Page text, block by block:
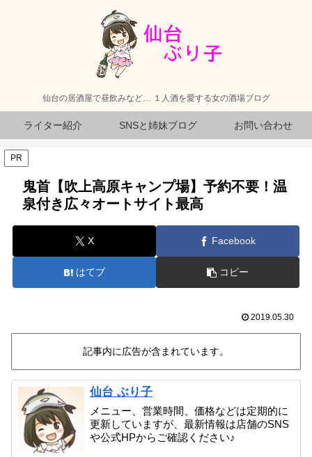
仙台の居酒屋で昼飲みなど… １人酒を愛する女の酒場ブログ
ライター紹介 SNSと姉妹ブログ お問い合わせ
PR
鬼首【吹上高原キャンプ場】予約不要！温
泉付き広々オートサイト最高
X Facebook
はてブ コピー
2019.05.30
記事内に広告が含まれています。
仙台 ぶり子
メニュー、営業時間、価格などは定期的に
更新していますが、最新情報は店舗のSNS
や公式HPからご確認ください♪